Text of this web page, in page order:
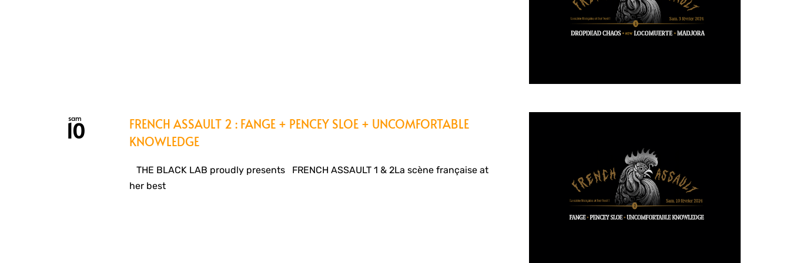
sam
10
FRENCH ASSAULT 2 : FANGE + PENCEY SLOE + UNCOMFORTABLE
KNOWLEDGE
THE BLACK LAB proudly presents FRENCH ASSAULT 1 & 2La scène française at
her best